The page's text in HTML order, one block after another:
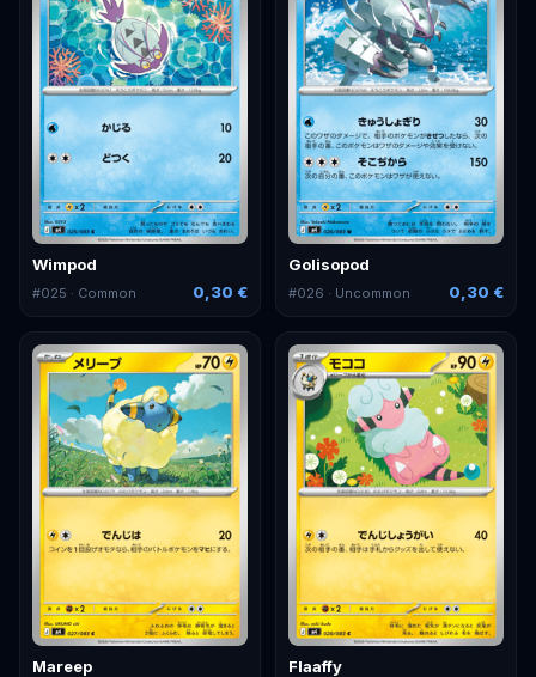
Wimpod
#025 · Common 0,30 €
Golisopod
#026 · Uncommon 0,30 €
Mareep Flaaffy